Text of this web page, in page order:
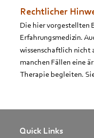
Rechtlicher
Die hier vorgestellten
Erfahrungsmedizin.
wissenschaftlich nicht
manchen Fällen eine
Therapie begleiten.
Quick Links